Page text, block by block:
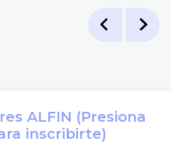
ALFIN (Presiona
inscribirte)